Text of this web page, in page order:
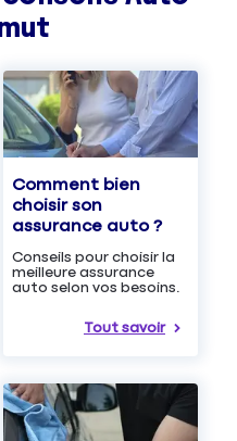
Comment bien
choisir son
assurance auto ?
Conseils pour choisir la
meilleure assurance
auto selon vos besoins.
Tout savoir